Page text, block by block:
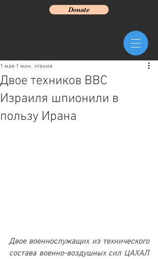
Donate
Двое техников ВВС
Израиля шпионили в
пользу Ирана
1 мая 1 мин. чтения
Двое военнослужащих из технического
состава военно-воздушных сил ЦАХАЛ